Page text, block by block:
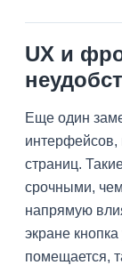
UX и
Еще один
интерфейсов,
страниц.
срочными,
напрямую
экране
помещается,